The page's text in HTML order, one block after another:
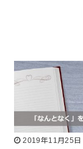
2019年11月25日